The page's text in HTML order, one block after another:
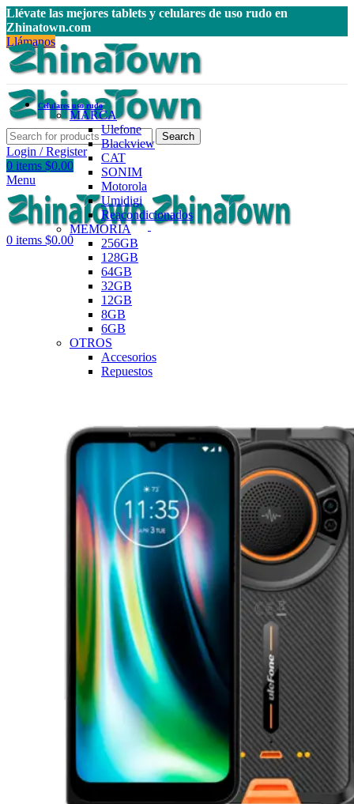
Llévate las mejores tablets y celulares de uso rudo en
Zhinatown.com
Llámanos
Search
Login / Register
0 items $0.00
Menu
0 items $0.00
Celulares uso rudo
MARCA
Ulefone
Blackview
CAT
SONIM
Motorola
Umidigi
Reacondicionados
MEMORIA
256GB
128GB
64GB
32GB
12GB
8GB
6GB
OTROS
Accesorios
Repuestos